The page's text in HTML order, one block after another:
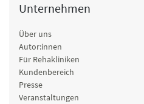
Unternehmen
Über uns
Autor:innen
Für Rehakliniken
Kundenbereich
Presse
Veranstaltungen